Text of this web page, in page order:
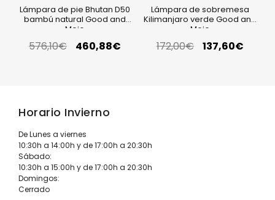
Lámpara de pie Bhutan D50
bambú natural Good and
Mojo
576,10€ 460,88€
Lámpara de sobremesa
Kilimanjaro verde Good and
Mojo
172,00€ 137,60€
Horario Invierno
De Lunes a viernes
10:30h a 14:00h y de 17:00h a 20:30h
Sábado:
10:30h a 15:00h y de 17:00h a 20:30h
Domingos:
Cerrado